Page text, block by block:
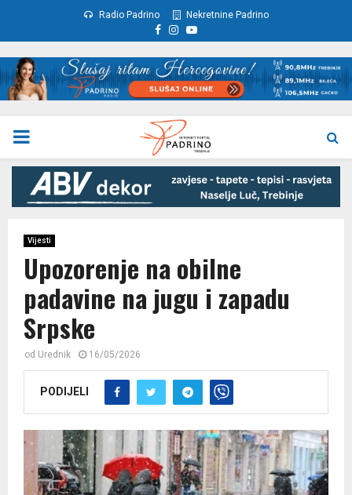
Radio Padrino Nekretnine Padrino
Facebook
Instagram
Youtube
PRIMARY
MENU
Vijesti
Upozorenje na obilne
padavine na jugu i zapadu
Srpske
od Urednik 16/05/2026
PODIJELI